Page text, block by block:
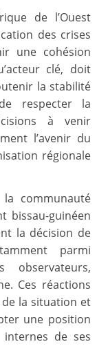
de l’Ouest
des crises
une cohésion
clé, doit
la stabilité
respecter la
à venir
l’avenir du
régionale
communauté
bissau-guinéen
la décision de
parmi
observateurs,
Ces réactions
la situation et
une position
de ses